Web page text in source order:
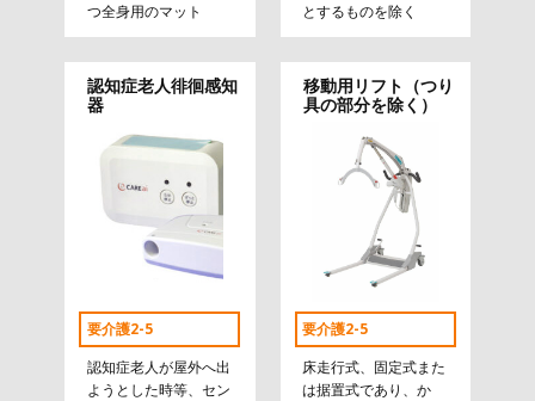
つ全身用のマット
とするものを除く
認知症老人徘徊感知
器
要介護2-5
認知症老人が屋外へ出
ようとした時等、セン
移動用リフト（つり
具の部分を除く）
要介護2-5
床走行式、固定式また
は据置式であり、か